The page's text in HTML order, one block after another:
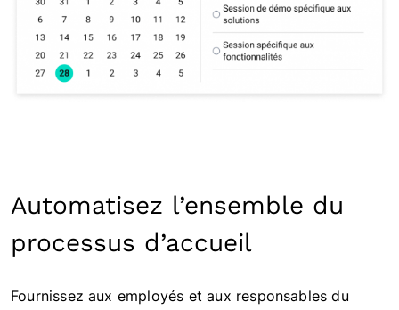
Automatisez l’ensemble du
processus d’accueil
Fournissez aux employés et aux responsables du